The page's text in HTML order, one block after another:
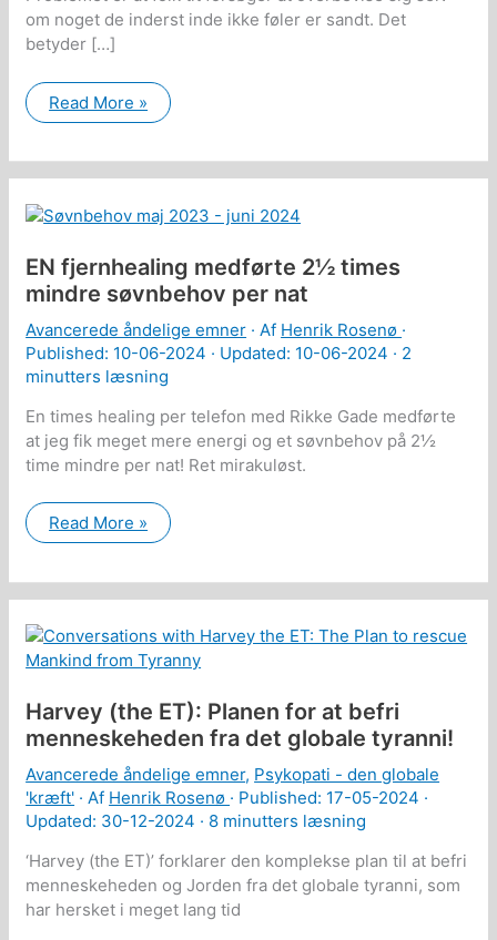
om noget de inderst inde ikke føler er sandt. Det
betyder […]
Affirmationer
(positive
sætninger)
skal
virkeligheden
‘det
modsatte’
Read More »
EN fjernhealing medførte 2½ times
mindre søvnbehov per nat
Avancerede åndelige emner · Af Henrik Rosenø ·
Published: 10-06-2024 · Updated: 10-06-2024 · 2
minutters læsning
En times healing per telefon med Rikke Gade medførte
at jeg fik meget mere energi og et søvnbehov på 2½
time mindre per nat! Ret mirakuløst.
EN
fjernhealing
times
mindre
per
nat
Read More »
Harvey (the ET): Planen for at befri
menneskeheden fra det globale tyranni!
Avancerede åndelige emner, Psykopati - den globale
'kræft' · Af Henrik Rosenø · Published: 17-05-2024 ·
Updated: 30-12-2024 · 8 minutters læsning
‘Harvey (the ET)’ forklarer den komplekse plan til at befri
menneskeheden og Jorden fra det globale tyranni, som
har hersket i meget lang tid